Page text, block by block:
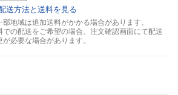
送方法と送料を見る
地域は追加送料がかかる場合があります。
の配送をご希望の場合、注文確認画面にて配送
必要な場合があります。